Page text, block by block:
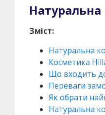
Натуральна
Зміст:
Натуральна
Косметика
Що входить до
Переваги
Як обрати
Натуральна